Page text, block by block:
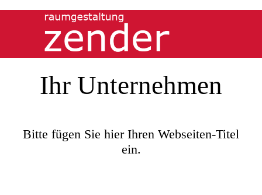
Ihr Unternehmen
Bitte fügen Sie hier Ihren Webseiten-Titel
ein.